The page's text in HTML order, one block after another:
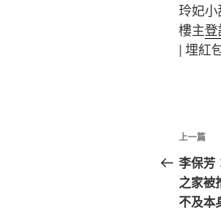
玲妃
樓主登
| 埋紅
文
章
導
上
一
篇
文
上一篇
李保芳
之家被
不及本